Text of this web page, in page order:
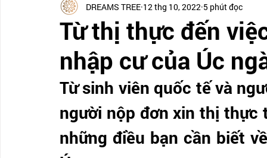
Nhật Ký Định Cư của Khách Hàng CÂU CHUYỆN
Từ thị thực đến
nhập cư của Úc
DREAMS TREE 12 thg 10, 2022 5 phút đọc
Từ sinh viên quốc tế và
người nộp đơn xin thị thực
những điều bạn cần biết